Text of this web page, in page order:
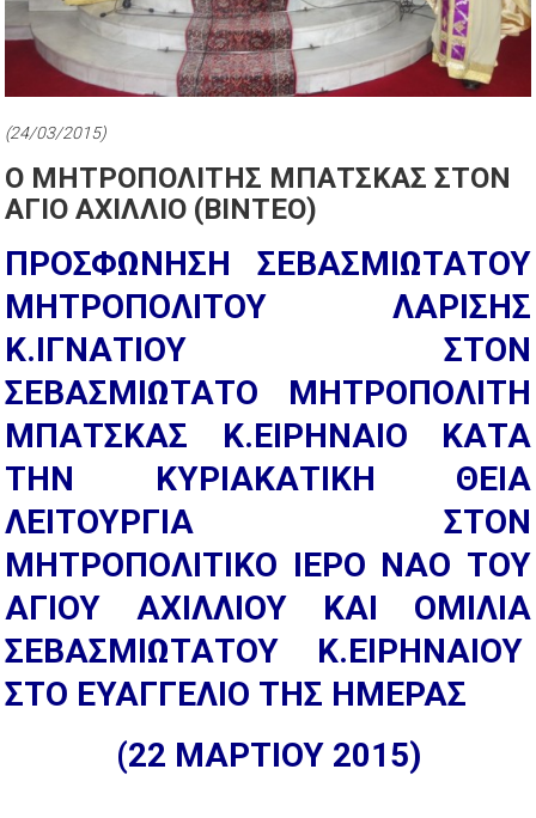
(24/03/2015)
Ο ΜΗΤΡΟΠΟΛΙΤΗΣ ΜΠΑΤΣΚΑΣ ΣΤΟΝ
ΑΓΙΟ ΑΧΙΛΛΙΟ (ΒΙΝΤΕΟ)
ΠΡΟΣΦΩΝΗΣΗ ΣΕΒΑΣΜΙΩΤΑΤΟΥ
ΜΗΤΡΟΠΟΛΙΤΟΥ ΛΑΡΙΣΗΣ
Κ.ΙΓΝΑΤΙΟΥ ΣΤΟΝ
ΣΕΒΑΣΜΙΩΤΑΤΟ ΜΗΤΡΟΠΟΛΙΤΗ
ΜΠΑΤΣΚΑΣ Κ.ΕΙΡΗΝΑΙΟ ΚΑΤΑ
ΤΗΝ ΚΥΡΙΑΚΑΤΙΚΗ ΘΕΙΑ
ΛΕΙΤΟΥΡΓΙΑ ΣΤΟΝ
ΜΗΤΡΟΠΟΛΙΤΙΚΟ ΙΕΡΟ ΝΑΟ ΤΟΥ
ΑΓΙΟΥ ΑΧΙΛΛΙΟΥ ΚΑΙ ΟΜΙΛΙΑ
ΣΕΒΑΣΜΙΩΤΑΤΟΥ Κ.ΕΙΡΗΝΑΙΟΥ
ΣΤΟ ΕΥΑΓΓΕΛΙΟ ΤΗΣ ΗΜΕΡΑΣ
(22 ΜΑΡΤΙΟΥ 2015)